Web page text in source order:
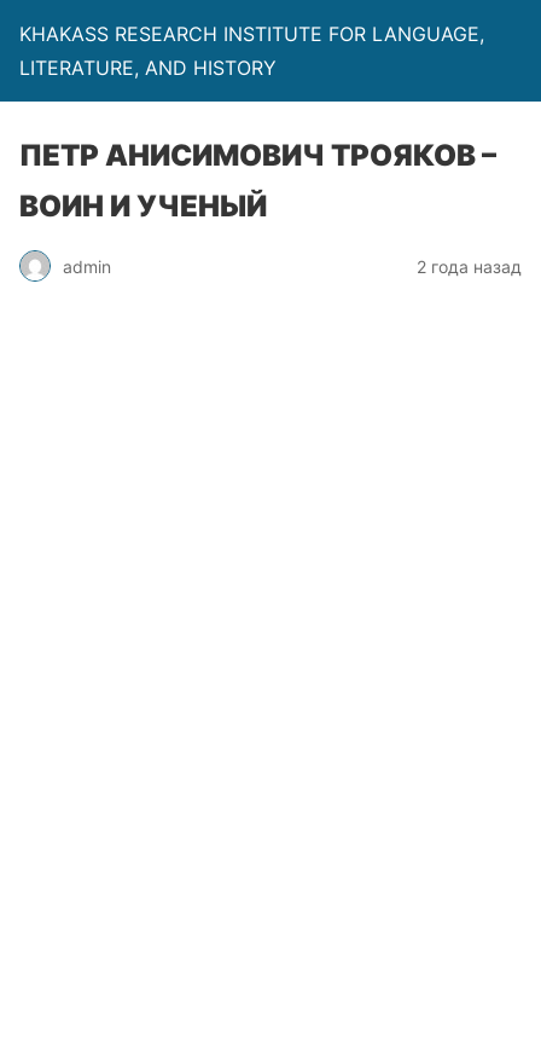
KHAKASS RESEARCH INSTITUTE FOR LANGUAGE,
LITERATURE, AND HISTORY
ПЕТР АНИСИМОВИЧ ТРОЯКОВ –
ВОИН И УЧЕНЫЙ
admin 2 года назад